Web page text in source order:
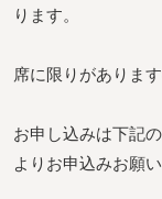
ります。
席に限りがありま
お申し込みは下記
よりお申込みお願い